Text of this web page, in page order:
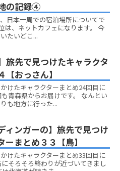
の記録④
日本一周での宿泊場所についてで
は、ネットカフェになります。 今
たいどこ...
旅先で見つけたキャラクタ
【おっさん】
けたキャラクターまとめ24回目に
青森県からお届けです。 なんとい
も地方に行った...
ィンガーの】旅先で見つけ
ーまとめ３３【鳥】
けたキャラクターまとめ33回目に
そろそろ終わりが近づいてきまし